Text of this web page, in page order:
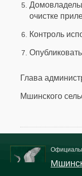
очистке
Контроль
Глава
Мшинского